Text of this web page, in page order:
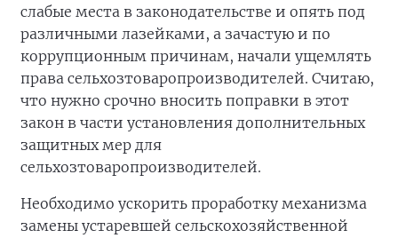
слабые места в законодательстве и опять под
различными лазейками, а зачастую и по
коррупционным причинам, начали ущемлять
права сельхозтоваропроизводителей. Считаю,
что нужно срочно вносить поправки в этот
закон в части установления дополнительных
защитных мер для
сельхозтоваропроизводителей.
Необходимо ускорить проработку механизма
замены устаревшей сельскохозяйственной